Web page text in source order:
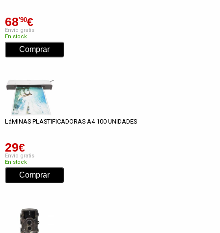
68'90€
Envío gratis
En stock
LáMINAS PLASTIFICADORAS A4 100 UNIDADES
29€
Envío gratis
En stock